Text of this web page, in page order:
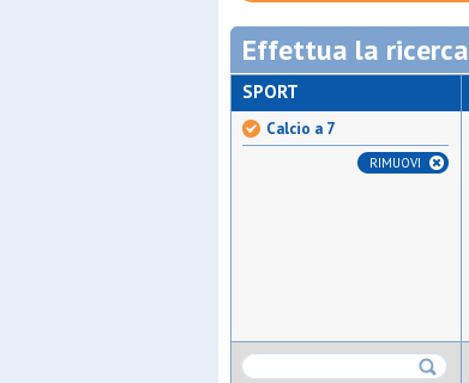
Effettua la ricerca
SPORT
Calcio a 7
RIMUOVI